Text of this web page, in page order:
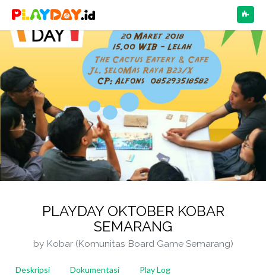
NAV
PLAYDAY OKTOBER KOBAR
SEMARANG
by Kobar (Komunitas Board Game Semarang)
Deskripsi Dokumentasi Play Log